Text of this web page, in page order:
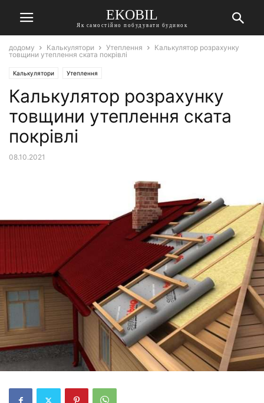
EKOBIL
Як самостійно побудувати будинок
додому Калькулятори Утеплення
Калькулятор розрахунку
товщини утеплення ската покрівлі
Калькулятори Утеплення
Калькулятор розрахунку
товщини утеплення ската
покрівлі
08.10.2021